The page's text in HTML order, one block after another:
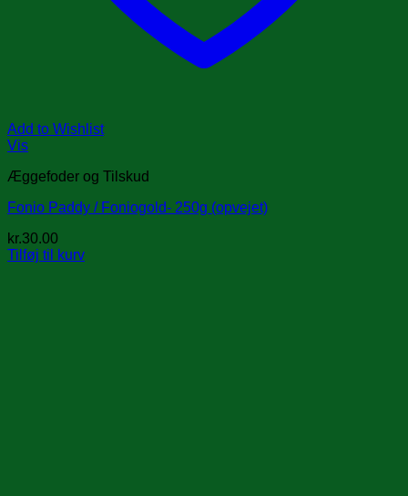
Add to Wishlist
Vis
Æggefoder og Tilskud
Fonio Paddy / Foniogold- 250g (opvejet)
kr.30.00
Tilføj til kurv